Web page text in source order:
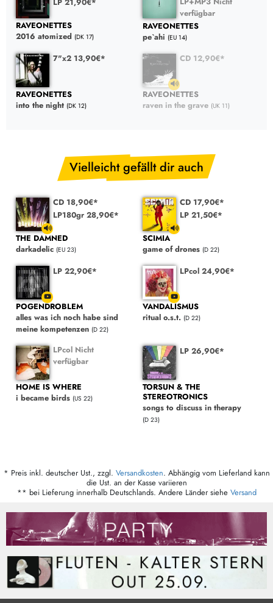
RAVEONETTES
2016 atomized (DK 17)
verfügbar
RAVEONETTES
pe`ahi (EU 14)
7"x2 13,90€*
RAVEONETTES
into the night (DK 12)
CD 12,90€*
RAVEONETTES
raven in the grave (UK 11)
Vielleicht gefällt dir auch
CD 18,90€*
LP180gr 28,90€*
THE DAMNED
darkadelic (EU 23)
CD 17,90€*
LP 21,50€*
SCIMIA
game of drones (D 22)
LP 22,90€*
POGENDROBLEM
alles was ich noch habe sind
meine kompetenzen (D 22)
LPcol 24,90€*
VANDALISMUS
ritual o.s.t. (D 22)
LPcol Nicht
verfügbar
HOME IS WHERE
i became birds (US 22)
LP 26,90€*
TORSUN & THE
STEREOTRONICS
songs to discuss in therapy
(D 23)
* Preis inkl. deutscher Ust., zzgl. Versandkosten. Abhängig vom Lieferland kann
die Ust. an der Kasse variieren
** bei Lieferung innerhalb Deutschlands. Andere Länder siehe Versand